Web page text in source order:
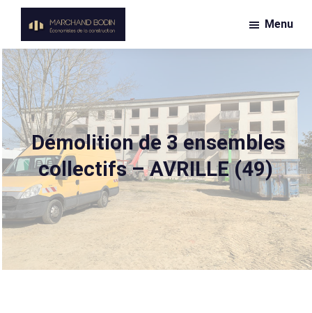
Passer
contenu
principal
Marchand
Bodin
Économiste
de
la
construction
Menu
Démolition de 3 ensembles
collectifs – AVRILLE (49)